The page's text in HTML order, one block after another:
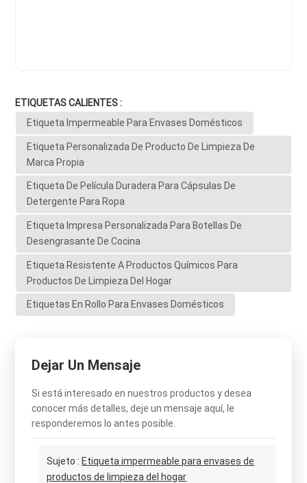
ETIQUETAS CALIENTES :
Etiqueta Impermeable Para Envases Domésticos
Etiqueta Personalizada De Producto De Limpieza De
Marca Propia
Etiqueta De Película Duradera Para Cápsulas De
Detergente Para Ropa
Etiqueta Impresa Personalizada Para Botellas De
Desengrasante De Cocina
Etiqueta Resistente A Productos Químicos Para
Productos De Limpieza Del Hogar
Etiquetas En Rollo Para Envases Domésticos
Dejar Un Mensaje
Si está interesado en nuestros productos y desea
conocer más detalles, deje un mensaje aquí, le
responderemos lo antes posible.
Sujeto : Etiqueta impermeable para envases de
productos de limpieza del hogar